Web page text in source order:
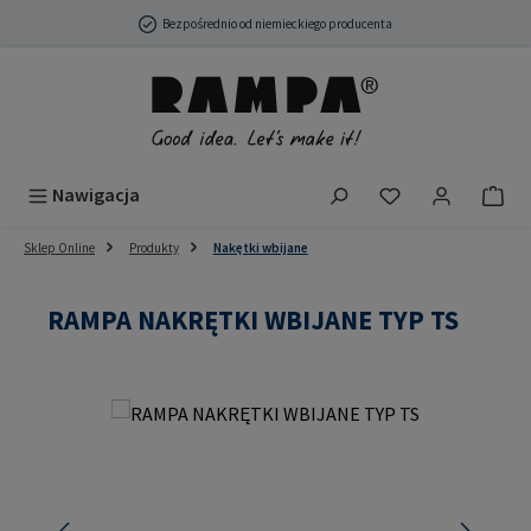
Przejdź do głównej zawartościBezpośrednio od niemieckiego producenta
Nawigacja Masz 0
Sklep Online Produkty Nakętki wbijane
RAMPA NAKRĘTKI WBIJANE TYP TS
Pomiń galerię zdjęć